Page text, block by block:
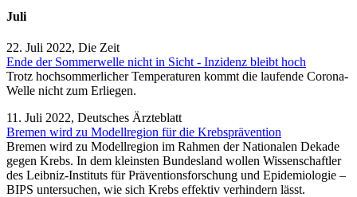
Juli
22. Juli 2022, Die Zeit
Ende der Sommerwelle nicht in Sicht - Inzidenz bleibt hoch
Trotz hochsommerlicher Temperaturen kommt die laufende Corona-
Welle nicht zum Erliegen.
11. Juli 2022, Deutsches Ärzteblatt
Bremen wird zu Modellregion für die Krebsprävention
Bremen wird zu Modellregion im Rahmen der Nationalen Dekade
gegen Krebs. In dem kleinsten Bundesland wollen Wissenschaftler
des Leibniz-Instituts für Präventionsforschung und Epidemiologie –
BIPS untersuchen, wie sich Krebs effektiv verhindern lässt.